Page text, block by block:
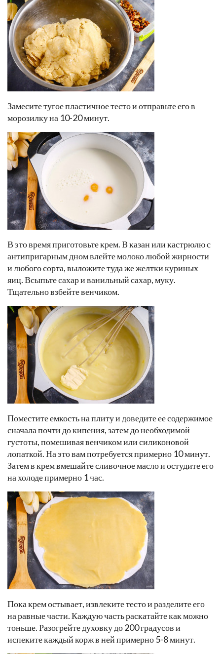
Замесите тугое пластичное тесто и отправьте его в
морозилку на 10-20 минут.
В это время приготовьте крем. В казан или кастрюлю с
антипригарным дном влейте молоко любой жирности
и любого сорта, выложите туда же желтки куриных
яиц. Всыпьте сахар и ванильный сахар, муку.
Тщательно взбейте венчиком.
Поместите емкость на плиту и доведите ее содержимое
сначала почти до кипения, затем до необходимой
густоты, помешивая венчиком или силиконовой
лопаткой. На это вам потребуется примерно 10 минут.
Затем в крем вмешайте сливочное масло и остудите его
на холоде примерно 1 час.
Пока крем остывает, извлеките тесто и разделите его
на равные части. Каждую часть раскатайте как можно
тоньше. Разогрейте духовку до 200 градусов и
испеките каждый корж в ней примерно 5-8 минут.